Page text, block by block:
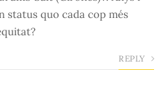
status quo cada cop més
REPLY